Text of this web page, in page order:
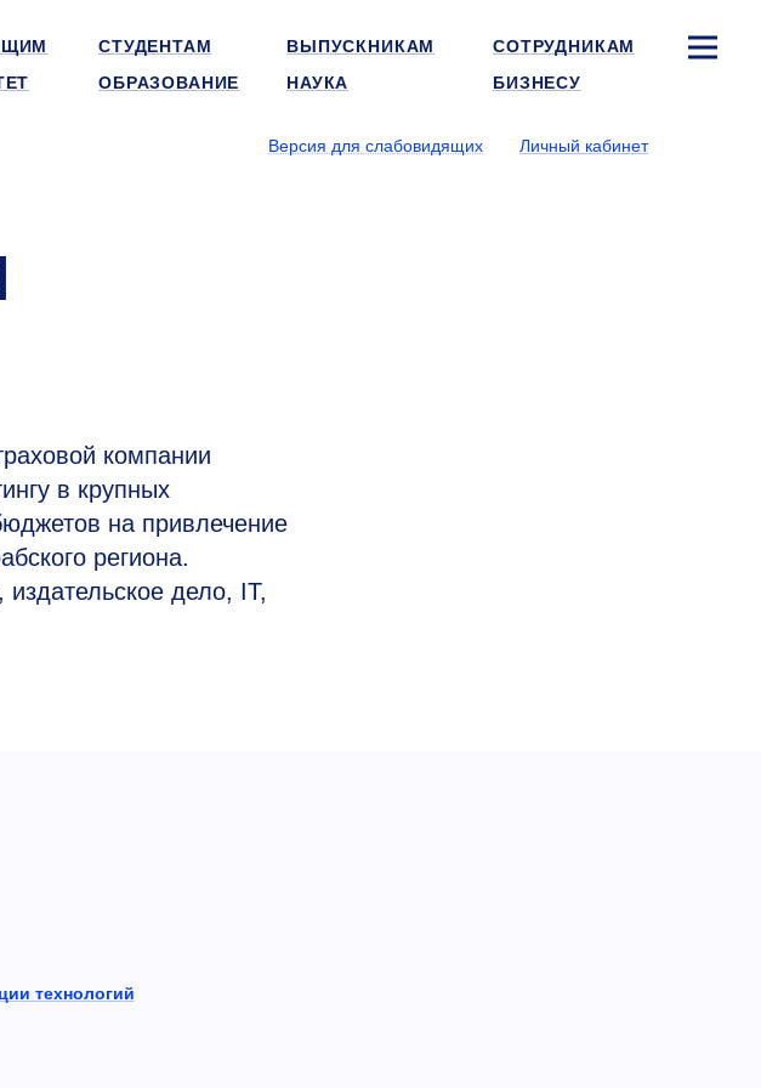
СТУДЕНТАМ ВЫПУСКНИКАМ
СОТРУДНИКАМ
ОБРАЗОВАНИЕ НАУКА БИЗНЕСУ
Версия для слабовидящих
Личный кабинет
компании
в крупных
на привлечение
региона.
дело, IT,
технологий